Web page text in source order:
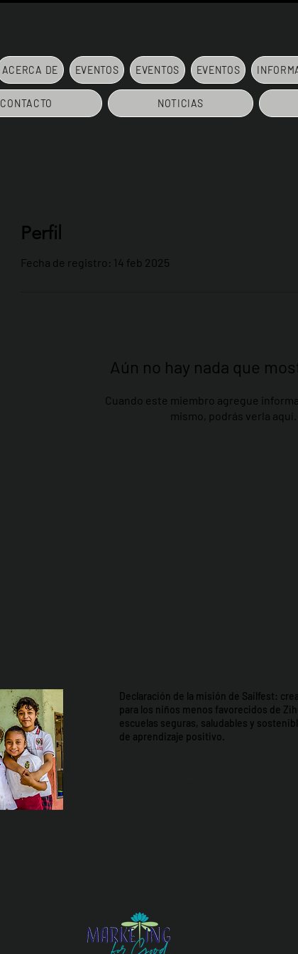
ACERCA DE EVENTOS EVENTOS EVENTOS
CONTACTO NOTICIAS
Perfil
Fecha de registro: 14 feb 2025
Aún no hay nada que
Cuando este miembro agregue
mismo, podrás verla aquí.
Declaración de la misión de Sailfest:
para los niños menos favorecidos de
escuelas seguras, saludables y
de aprendizaje positivo.